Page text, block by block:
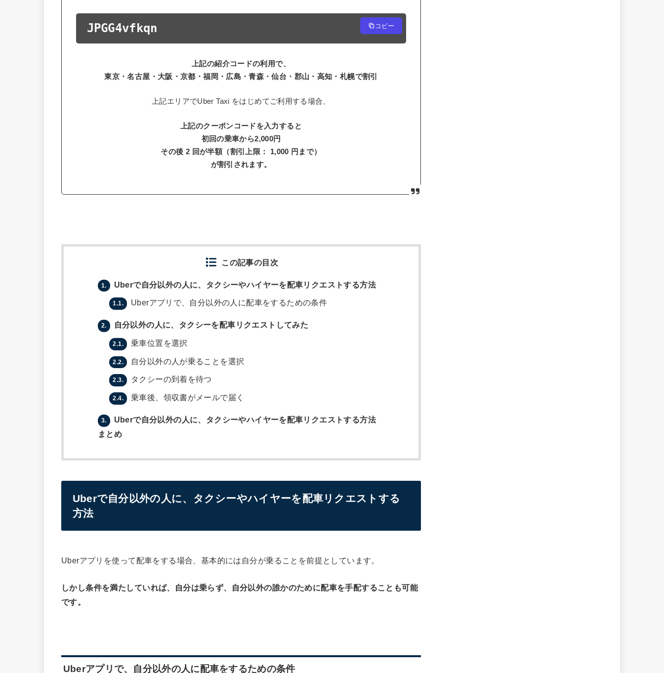
JPGG4vfkqn コピー
上記の紹介コードの利用で、
東京・名古屋・大阪・京都・福岡・広島・青森・仙台・郡山・高知・札幌で割引
上記エリアでUber Taxi をはじめてご利用する場合、
上記のクーポンコードを入力すると
初回の乗車から2,000円
その後 2 回が半額（割引上限： 1,000 円まで）
が割引されます。
この記事の目次
1. Uberで自分以外の人に、タクシーやハイヤーを配車リクエストする方法
1.1. Uberアプリで、自分以外の人に配車をするための条件
2. 自分以外の人に、タクシーを配車リクエストしてみた
2.1. 乗車位置を選択
2.2. 自分以外の人が乗ることを選択
2.3. タクシーの到着を待つ
2.4. 乗車後、領収書がメールで届く
3.
Uberで自分以外の人に、タクシーやハイヤーを配車リクエストする方法
まとめ
Uberで自分以外の人に、タクシーやハイヤーを配車リクエストする
方法
Uberアプリを使って配車をする場合、基本的には自分が乗ることを前提としています。
しかし条件を満たしていれば、自分は乗らず、自分以外の誰かのために配車を手配することも可能
です。
Uberアプリで、自分以外の人に配車をするための条件